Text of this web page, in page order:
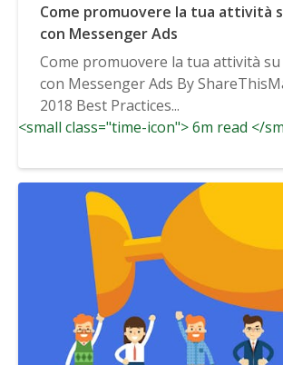
Come promuovere la tua attività
con Messenger Ads
Come promuovere la tua attività su
con Messenger Ads By
2018 Best Practices...
<small class="time-icon"> 6m read </